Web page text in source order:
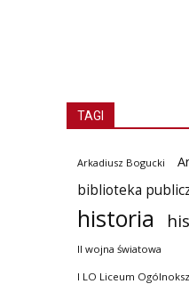
TAGI
Arkadiusz Bogucki
biblioteka
historia
II wojna światowa
I LO Liceum